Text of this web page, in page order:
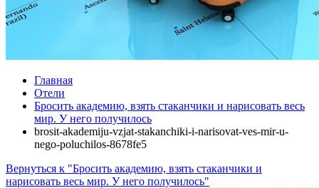
Главная
Отели
Бросить академию, взять стаканчики и нарисовать весь
мир. У него получилось
brosit-akademiju-vzjat-stakanchiki-i-narisovat-ves-mir-u-
nego-poluchilos-8678fe5
Вернуться к "Бросить академию, взять стаканчики и
нарисовать весь мир. У него получилось"